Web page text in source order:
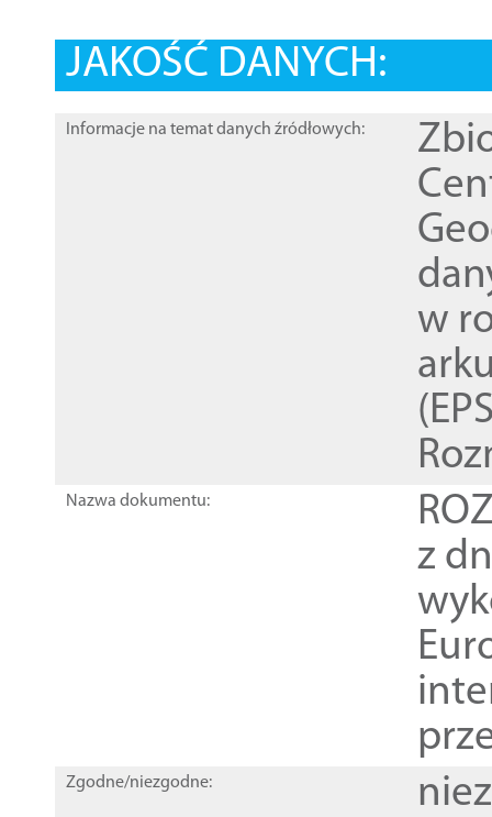
JAKOŚĆ DANYCH:
Informacje na temat danych źródłowych:
w
Nazwa dokumentu:
z
Zgodne/niezgodne: